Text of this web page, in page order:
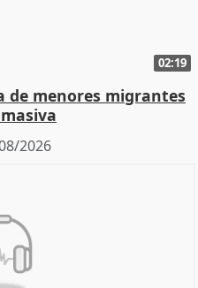
02:19
de menores migrantes
2026